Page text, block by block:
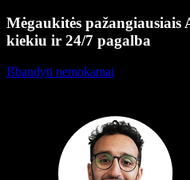
Mėgaukitės
kiekiu ir 24/7 pagalba
Išbandyti nemokamai